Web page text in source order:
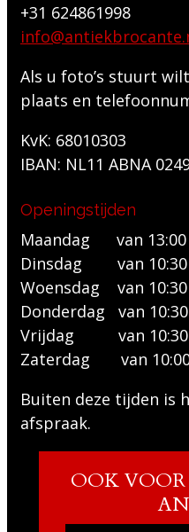
+31 624861998
Als u foto’s stuurt
plaats en
KvK: 68010303
IBAN: NL11 ABNA
Openingstijden
Maandag van 13:00
Dinsdag van 10:30
Woensdag van
Donderdag van
Vrijdag van 10:30
Zaterdag van
Buiten deze tijden is
afspraak.
OOK